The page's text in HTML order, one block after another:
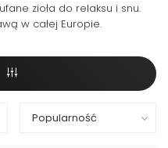
zioła do relaksu i snu.
w całej Europie.